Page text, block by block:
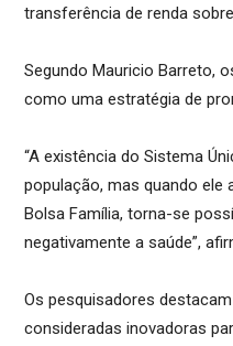
transferência de renda
Segundo Mauricio Barreto,
como uma estratégia de
“A existência do Sistema
população, mas quando
Bolsa Família, torna-se
negativamente a saúde”,
Os pesquisadores
consideradas inovadoras